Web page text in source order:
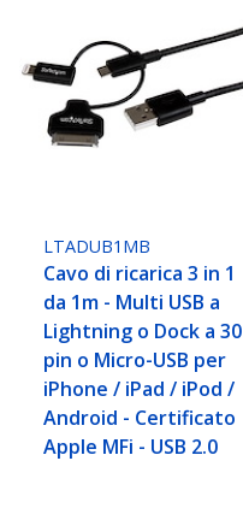
LTADUB1MB
Cavo di ricarica 3 in 1
da 1m - Multi USB a
Lightning o Dock a 30
pin o Micro-USB per
iPhone / iPad / iPod /
Android - Certificato
Apple MFi - USB 2.0